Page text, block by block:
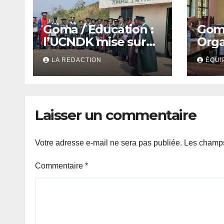
Goma / Education :
l’UCNDK mise sur
l’excellence et
l’employabilité des
jeunes
LA REDACTION
Laisser un commentaire
Votre adresse e-mail ne sera pas publiée. Les
Commentaire *